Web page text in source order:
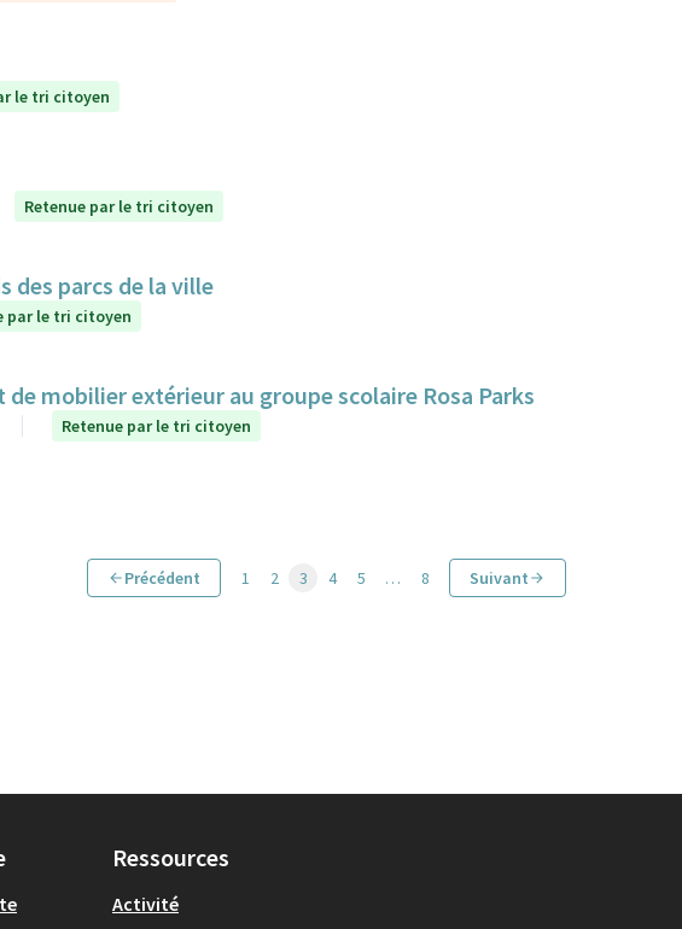
le tri citoyen
Retenue par le tri citoyen
des parcs de la ville
par le tri citoyen
mobilier extérieur au groupe scolaire Rosa Parks
Retenue par le tri citoyen
Précédent 1 2 3 4 5 … 8 Suivant
Ressources
Activité